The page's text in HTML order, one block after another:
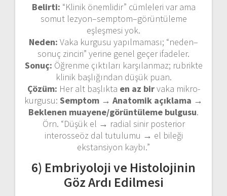
Belirti: “Klinik önemlidir” cümleleri var ama
somut lezyon–semptom–görüntüleme
eşleşmesi yok.
Neden: Vaka kurgusu yapılmaması; “neden–
sonuç zinciri” yerine genel geçer ifadeler.
Sonuç: Öğrenme çıktıları karşılanmaz; rubrikte
klinik başlığından düşük puan.
Çözüm: Her alt başlıkta en az birvaka mikro-
kurgusu: Semptom → Anatomik açıklama →
Beklenen muayene/görüntüleme bulgusu.
Örn. “Düşük el → radial sinir posterior
interosseöz dal tutulumu → el bileği
ekstansiyon kaybı.”
6) Embriyoloji ve Histolojinin
Göz Ardı Edilmesi